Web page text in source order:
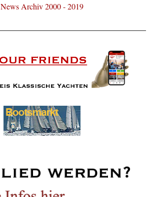
News Archiv 2000 - 2019